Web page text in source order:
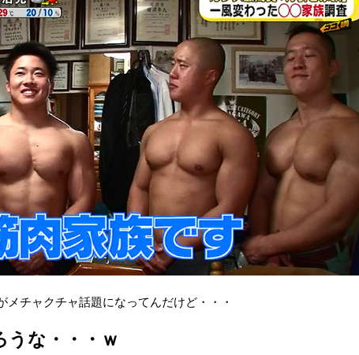
チャクチャ話題になってんだけど・・・
な・・・ｗ